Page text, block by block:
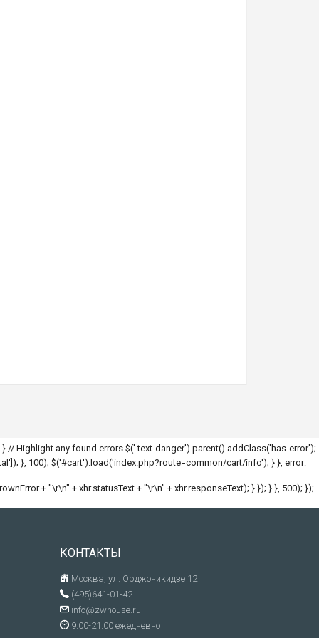
} // Highlight any found errors $('.text-danger').parent().addClass('has-error');
}, 100); $('#cart').load('index.php?route=common/cart/info'); } }, error:
+ "\r\n" + xhr.statusText + "\r\n" + xhr.responseText); } }); } }, 500); });
КОНТАКТЫ
Москва, ул. Орджоникидзе 12
(495)641-01-42
info@zwhouse.ru
9.00-21.00 ежедневно